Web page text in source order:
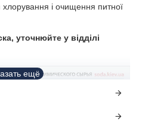
і очищення питної
уточнюйте у відділі